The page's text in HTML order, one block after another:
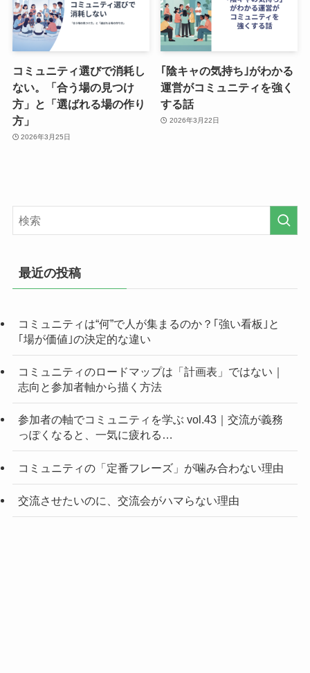
コミュニティ選びで消耗し
ない。「合う場の見つけ
方」と「選ばれる場の作り
方」
2026年3月25日
｢陰キャの気持ち｣がわかる
運営がコミュニティを強く
する話
2026年3月22日
最近の投稿
コミュニティは“何”で人が集まるのか？｢強い看板｣と
｢場が価値｣の決定的な違い
コミュニティのロードマップは「計画表」ではない｜
志向と参加者軸から描く方法
参加者の軸でコミュニティを学ぶ vol.43｜交流が義務
っぽくなると、一気に疲れる…
コミュニティの「定番フレーズ」が噛み合わない理由
交流させたいのに、交流会がハマらない理由